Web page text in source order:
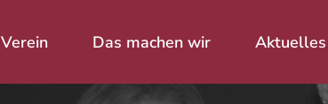
Verein Das machen wir Aktuelles